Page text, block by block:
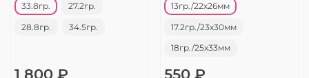
33.8гр. 27.2гр.
28.8гр. 34.5гр.
1 800 ₽
13гр./22х26мм
17.2гр./23х30мм
18гр./25х33мм
550 ₽